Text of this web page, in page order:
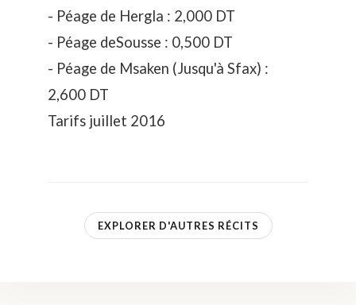
- Péage de Hergla : 2,000 DT
- Péage deSousse : 0,500 DT
- Péage de Msaken (Jusqu'à Sfax) :
2,600 DT
Tarifs juillet 2016
EXPLORER D'AUTRES RÉCITS